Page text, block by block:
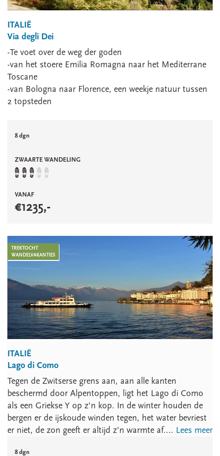
ITALIË
Via degli Dei
-Te voet over de weg der goden
-van het stoere Emilia Romagna naar het Mediterrane
Toscane
-van Bologna naar Florence, een weekje natuur tussen
2 topsteden
8 dgn
ZWAARTE WANDELING
VANAF
€1235,-
TREKTOCHT
WANDELVAKANTIES
ITALIË
Lago di Como
Tegen de Zwitserse grens aan, aan alle kanten
beschermd door Alpentoppen, ligt het Lago di Como
als een Griekse Y op z'n kop. In de winter houden de
bergen er de ijskoude winden tegen, het water bevriest
er niet, de zon geeft er altijd z'n warmte af.... Lees meer
8 dgn